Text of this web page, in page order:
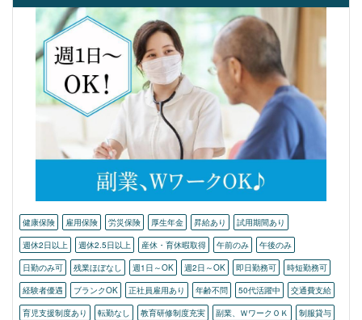
健康保険 雇用保険 労災保険 厚生年金 昇給あり
試用期間あり
週休2日以上
週休2.5日以上 産休・育休暇取得 午前のみ
午後のみ
日勤のみ可
残業ほぼなし 週1日～OK 週2日～OK 即日勤務可
時短勤務可
経験者優遇
ブランクOK 正社員雇用あり 年齢不問 50代活躍中
交通費支給
育児支援制度あり
転勤なし 教育研修制度充実 副業、ＷワークＯＫ
制服貸与